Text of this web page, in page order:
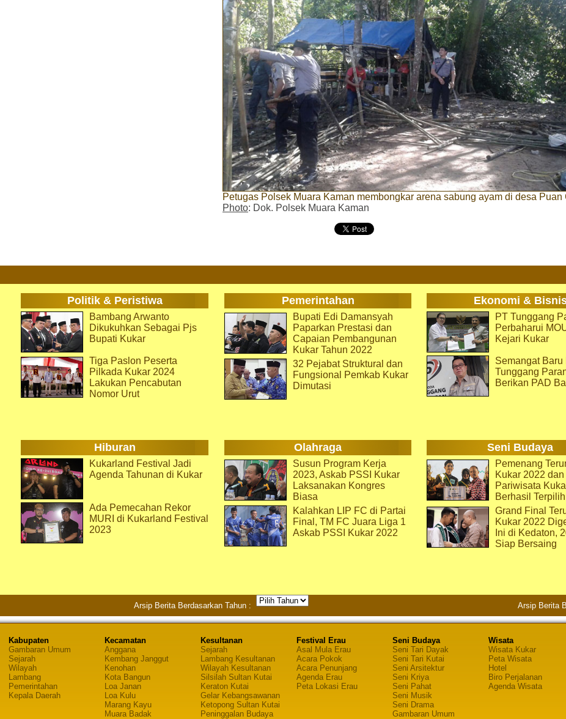
Petugas Polsek Muara Kaman membongkar arena sabung ayam di desa Puan
Photo: Dok. Polsek Muara Kaman
Politik & Peristiwa Pemerintahan Ekonomi &
Bambang Arwanto
Dikukuhkan Sebagai Pjs
Bupati Kukar
Tiga Paslon Peserta
Pilkada Kukar 2024
Lakukan Pencabutan
Nomor Urut
Bupati Edi Damansyah
Paparkan Prestasi dan
Capaian Pembangunan
Kukar Tahun 2022
32 Pejabat Struktural dan
Fungsional Pemkab Kukar
Dimutasi
PT Tunggang
Perbaharui
Kejari Kukar
Semangat Baru
Tunggang
Berikan PAD
Hiburan Olahraga Seni Budaya
Kukarland Festival Jadi
Agenda Tahunan di Kukar
Ada Pemecahan Rekor
MURI di Kukarland Festival
2023
Susun Program Kerja
2023, Askab PSSI Kukar
Laksanakan Kongres
Biasa
Kalahkan LIP FC di Partai
Final, TM FC Juara Liga 1
Askab PSSI Kukar 2022
Pemenang
Kukar 2022 dan
Pariwisata
Berhasil Terpilih
Grand Final
Kukar 2022
Ini di Kedaton,
Siap Bersaing
Arsip Berita Berdasarkan Tahun : Arsip Berita
Kabupaten
Gambaran Umum
Sejarah
Wilayah
Lambang
Pemerintahan
Kepala Daerah
Kecamatan
Anggana
Kembang Janggut
Kenohan
Kota Bangun
Loa Janan
Loa Kulu
Marang Kayu
Muara Badak
Kesultanan
Sejarah
Lambang Kesultanan
Wilayah Kesultanan
Silsilah Sultan Kutai
Keraton Kutai
Gelar Kebangsawanan
Ketopong Sultan Kutai
Peninggalan Budaya
Festival Erau
Asal Mula Erau
Acara Pokok
Acara Penunjang
Agenda Erau
Peta Lokasi Erau
Seni Budaya
Seni Tari Dayak
Seni Tari Kutai
Seni Arsitektur
Seni Kriya
Seni Pahat
Seni Musik
Seni Drama
Gambaran Umum
Wisata
Wisata Kukar
Peta Wisata
Hotel
Biro Perjalanan
Agenda Wisata